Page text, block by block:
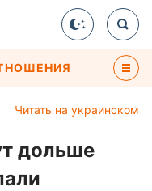
Читать на украинском
дольше